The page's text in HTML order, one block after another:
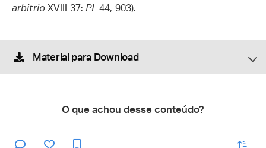
arbitrioXVIII 37: PL 44, 903).
Material para Download
O que achou desse conteúdo?
enviar